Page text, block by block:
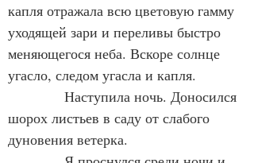
капля отражала всю цветовую гамму
уходящей зари и переливы быстро
меняющегося неба. Вскоре солнце
угасло, следом угасла и капля.
Наступила ночь. Доносился
шорох листьев в саду от слабого
дуновения ветерка.